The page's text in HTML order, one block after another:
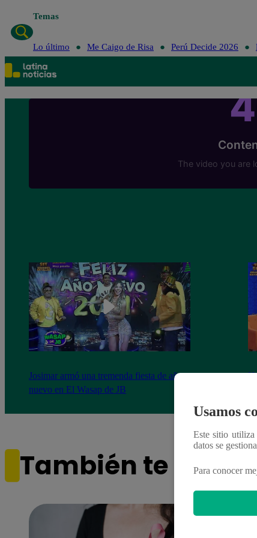
Temas
Lo último Me Caigo de Risa Perú Decide 2026
Josimar armó una tremenda fiesta de año
nuevo en El Wasap de JB
También te
Usamos
Este sitio
datos se
Para conocer